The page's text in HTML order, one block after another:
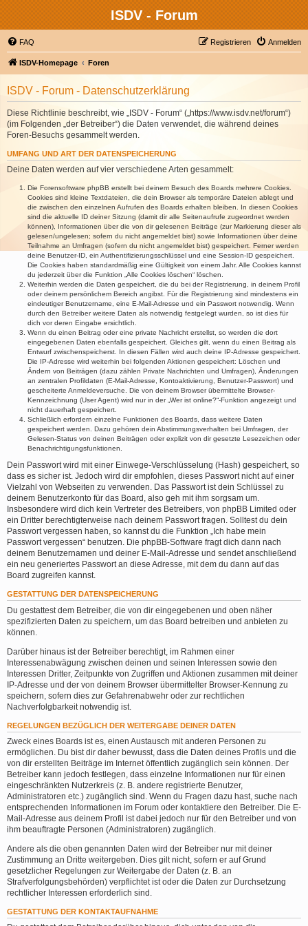
ISDV - Forum
FAQ Anmelden
Registrieren
ISDV-Homepage Foren
ISDV - Forum - Datenschutzerklärung
Diese Richtlinie beschreibt, wie „ISDV - Forum“ („https://www.isdv.net/forum“)
(im Folgenden „der Betreiber“) die Daten verwendet, die während deines
Foren-Besuchs gesammelt werden.
UMFANG UND ART DER DATENSPEICHERUNG
Deine Daten werden auf vier verschiedene Arten gesammelt:
Die Forensoftware phpBB erstellt bei deinem Besuch des Boards mehrere Cookies.
Cookies sind kleine Textdateien, die dein Browser als temporäre Dateien ablegt und
die zwischen den einzelnen Aufrufen des Boards erhalten bleiben. In diesen Cookies
sind die aktuelle ID deiner Sitzung (damit dir alle Seitenaufrufe zugeordnet werden
können), Informationen über die von dir gelesenen Beiträge (zur Markierung dieser als
gelesen/ungelesen; sofern du nicht angemeldet bist) sowie Informationen über deine
Teilnahme an Umfragen (sofern du nicht angemeldet bist) gespeichert. Ferner werden
deine Benutzer-ID, ein Authentifizierungsschlüssel und eine Session-ID gespeichert.
Die Cookies haben standardmäßig eine Gültigkeit von einem Jahr. Alle Cookies kannst
du jederzeit über die Funktion „Alle Cookies löschen“ löschen.
Weiterhin werden die Daten gespeichert, die du bei der Registrierung, in deinem Profil
oder deinem persönlichem Bereich angibst. Für die Registrierung sind mindestens ein
eindeutiger Benutzername, eine E-Mail-Adresse und ein Passwort notwendig. Wenn
durch den Betreiber weitere Daten als notwendig festgelegt wurden, so ist dies für
dich vor deren Eingabe ersichtlich.
Wenn du einen Beitrag oder eine private Nachricht erstellst, so werden die dort
eingegebenen Daten ebenfalls gespeichert. Gleiches gilt, wenn du einen Beitrag als
Entwurf zwischenspeicherst. In diesen Fällen wird auch deine IP-Adresse gespeichert.
Die IP-Adresse wird weiterhin bei folgenden Aktionen gespeichert: Löschen und
Ändern von Beiträgen (dazu zählen Private Nachrichten und Umfragen), Änderungen
an zentralen Profildaten (E-Mail-Adresse, Kontoaktivierung, Benutzer-Passwort) und
gescheiterte Anmeldeversuche. Die von deinem Browser übermittelte Browser-
Kennzeichnung (User Agent) wird nur in der „Wer ist online?“-Funktion angezeigt und
nicht dauerhaft gespeichert.
Schließlich erfordern einzelne Funktionen des Boards, dass weitere Daten
gespeichert werden. Dazu gehören dein Abstimmungsverhalten bei Umfragen, der
Gelesen-Status von deinen Beiträgen oder explizit von dir gesetzte Lesezeichen oder
Benachrichtigungsfunktionen.
Dein Passwort wird mit einer Einwege-Verschlüsselung (Hash) gespeichert, so
dass es sicher ist. Jedoch wird dir empfohlen, dieses Passwort nicht auf einer
Vielzahl von Webseiten zu verwenden. Das Passwort ist dein Schlüssel zu
deinem Benutzerkonto für das Board, also geh mit ihm sorgsam um.
Insbesondere wird dich kein Vertreter des Betreibers, von phpBB Limited oder
ein Dritter berechtigterweise nach deinem Passwort fragen. Solltest du dein
Passwort vergessen haben, so kannst du die Funktion „Ich habe mein
Passwort vergessen“ benutzen. Die phpBB-Software fragt dich dann nach
deinem Benutzernamen und deiner E-Mail-Adresse und sendet anschließend
ein neu generiertes Passwort an diese Adresse, mit dem du dann auf das
Board zugreifen kannst.
GESTATTUNG DER DATENSPEICHERUNG
Du gestattest dem Betreiber, die von dir eingegebenen und oben näher
spezifizierten Daten zu speichern, um das Board betreiben und anbieten zu
können.
Darüber hinaus ist der Betreiber berechtigt, im Rahmen einer
Interessenabwägung zwischen deinen und seinen Interessen sowie den
Interessen Dritter, Zeitpunkte von Zugriffen und Aktionen zusammen mit deiner
IP-Adresse und der von deinem Browser übermittelter Browser-Kennung zu
speichern, sofern dies zur Gefahrenabwehr oder zur rechtlichen
Nachverfolgbarkeit notwendig ist.
REGELUNGEN BEZÜGLICH DER WEITERGABE DEINER DATEN
Zweck eines Boards ist es, einen Austausch mit anderen Personen zu
ermöglichen. Du bist dir daher bewusst, dass die Daten deines Profils und die
von dir erstellten Beiträge im Internet öffentlich zugänglich sein können. Der
Betreiber kann jedoch festlegen, dass einzelne Informationen nur für einen
eingeschränkten Nutzerkreis (z. B. andere registrierte Benutzer,
Administratoren etc.) zugänglich sind. Wenn du Fragen dazu hast, suche nach
entsprechenden Informationen im Forum oder kontaktiere den Betreiber. Die E-
Mail-Adresse aus deinem Profil ist dabei jedoch nur für den Betreiber und von
ihm beauftragte Personen (Administratoren) zugänglich.
Andere als die oben genannten Daten wird der Betreiber nur mit deiner
Zustimmung an Dritte weitergeben. Dies gilt nicht, sofern er auf Grund
gesetzlicher Regelungen zur Weitergabe der Daten (z. B. an
Strafverfolgungsbehörden) verpflichtet ist oder die Daten zur Durchsetzung
rechtlicher Interessen erforderlich sind.
GESTATTUNG DER KONTAKTAUFNAHME